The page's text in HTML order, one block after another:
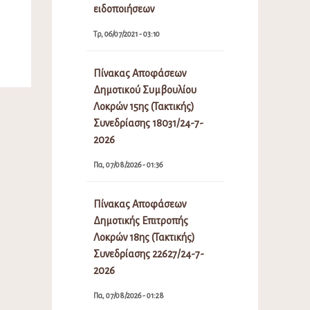
ειδοποιήσεων
Τρ, 06/07/2021 - 03:10
Πίνακας Αποφάσεων
Δημοτικού Συμβουλίου
Λοκρών 15ης (Τακτικής)
Συνεδρίασης 18031/24-7-
2026
Πα, 07/08/2026 - 01:36
Πίνακας Αποφάσεων
Δημοτικής Επιτροπής
Λοκρών 18ης (Τακτικής)
Συνεδρίασης 22627/24-7-
2026
Πα, 07/08/2026 - 01:28